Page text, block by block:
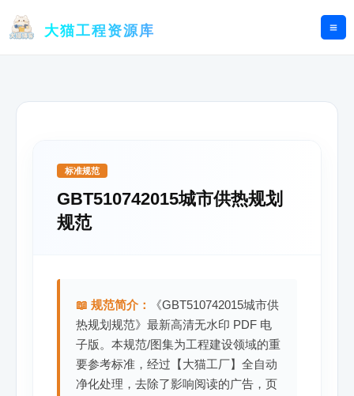
大猫工程资源库
标准规范
GBT510742015城市供热规划
规范
📖 规范简介：
《GBT510742015城市供
热规划规范》最新高清无水印 PDF 电
子版。本规范/图集为工程建设领域的重
要参考标准，经过【大猫工厂】全自动
净化处理，去除了影响阅读的广告，页